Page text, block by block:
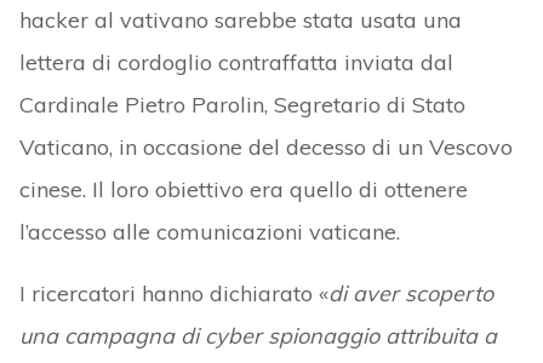
hacker al vativano sarebbe stata usata una
lettera di cordoglio contraffatta inviata dal
Cardinale Pietro Parolin, Segretario di Stato
Vaticano, in occasione del decesso di un Vescovo
cinese. Il loro obiettivo era quello di ottenere
l’accesso alle comunicazioni vaticane.
I ricercatori hanno dichiarato «di aver scoperto
una campagna di cyber spionaggio attribuita a